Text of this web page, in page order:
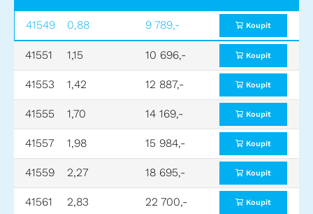
41549 0,88 2,30
9 789,- Koupit
41551 1,15 2,55
10 696,- Koupit
41553 1,42 2,80
12 887,- Koupit
41555 1,70 3,05
14 169,- Koupit
41557 1,98 3,30
15 984,- Koupit
41559 2,27 3,60
18 695,- Koupit
41561 2,83 4,15
22 700,- Koupit